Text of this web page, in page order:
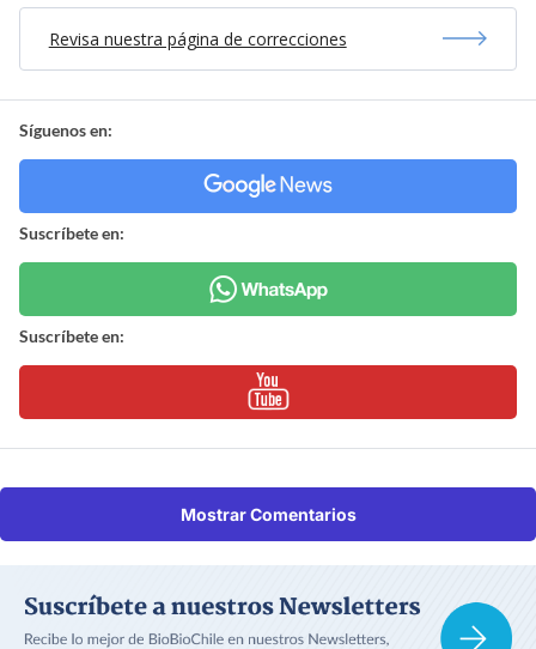
Revisa nuestra página de correcciones
Síguenos en:
Suscríbete en:
Suscríbete en:
Mostrar Comentarios